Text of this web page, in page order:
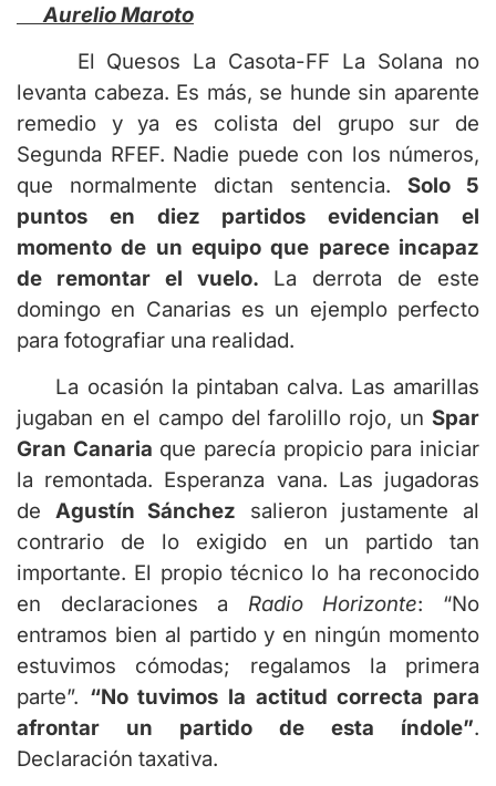
Aurelio Maroto
El Quesos La Casota-FF La Solana no
levanta cabeza. Es más, se hunde sin aparente
remedio y ya es colista del grupo sur de
Segunda RFEF. Nadie puede con los números,
que normalmente dictan sentencia. Solo 5
puntos en diez partidos evidencian el
momento de un equipo que parece incapaz
de remontar el vuelo. La derrota de este
domingo en Canarias es un ejemplo perfecto
para fotografiar una realidad.
La ocasión la pintaban calva. Las amarillas
jugaban en el campo del farolillo rojo, un Spar
Gran Canaria que parecía propicio para iniciar
la remontada. Esperanza vana. Las jugadoras
de Agustín Sánchez salieron justamente al
contrario de lo exigido en un partido tan
importante. El propio técnico lo ha reconocido
en declaraciones a Radio Horizonte: “No
entramos bien al partido y en ningún momento
estuvimos cómodas; regalamos la primera
parte”. “No tuvimos la actitud correcta para
afrontar un partido de esta índole”.
Declaración taxativa.